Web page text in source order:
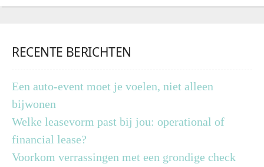
RECENTE BERICHTEN
Een auto-event moet je voelen, niet alleen
bijwonen
Welke leasevorm past bij jou: operational of
financial lease?
Voorkom verrassingen met een grondige check